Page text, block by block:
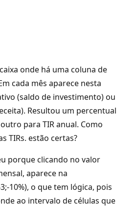
onde há uma coluna de
cada mês aparece nesta
(saldo de investimento) ou
Resultou um percentual
para TIR anual. Como
TIRs. estão certas?
porque clicando no valor
aparece na
10%), o que tem lógica, pois
ao intervalo de células que